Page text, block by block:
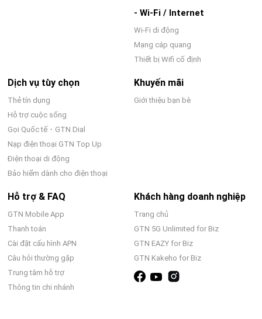
- Wi-Fi / Internet
Wi-Fi di động
Mạng cáp quang
Thiết bị Wifi cố định
Dịch vụ tùy chọn
Thẻ tín dụng
Hỗ trợ cuộc sống
Gọi Quốc tế・GTN Dial
Nạp điện thoại GTN Top Up
Điện thoại di động
Bảo hiểm dành cho điện thoại
Khuyến mãi
Giới thiệu bạn bè
Hỗ trợ & FAQ
GTN Mobile App
Thanh toán
Cài đặt cấu hình APN
Câu hỏi thường gặp
Trung tâm hỗ trợ
Thông tin chi nhánh
Khách hàng doanh nghiệp
Trang chủ
GTN 5G Unlimited for Biz
GTN EAZY for Biz
GTN Kakeho for Biz